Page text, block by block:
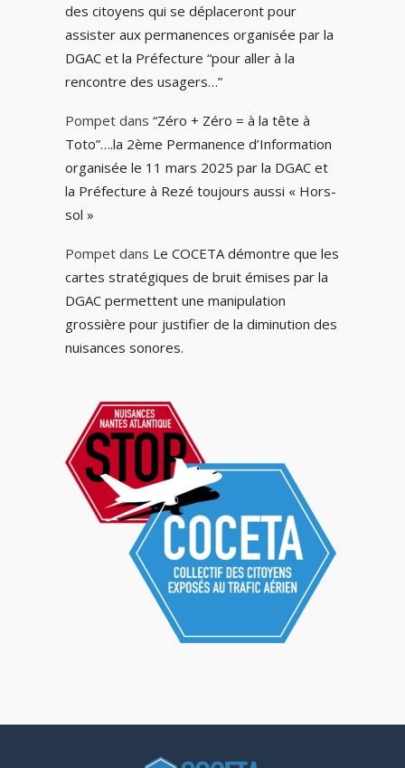
des citoyens qui se déplaceront pour
assister aux permanences organisée par la
DGAC et la Préfecture “pour aller à la
rencontre des usagers…”
Pompetdans “Zéro + Zéro = à la tête à
Toto”….la 2ème Permanence d’Information
organisée le 11 mars 2025 par la DGAC et
la Préfecture à Rezé toujours aussi « Hors-
sol »
Pompetdans Le COCETA démontre que les
cartes stratégiques de bruit émises par la
DGAC permettent une manipulation
grossière pour justifier de la diminution des
nuisances sonores.